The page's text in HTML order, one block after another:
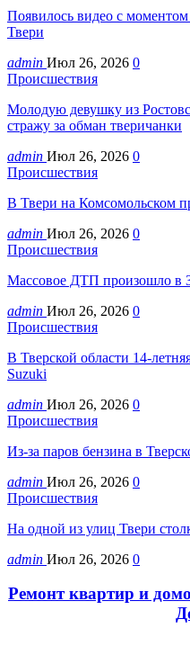
Появилось видео с
Твери
admin Июл 26, 2026 0
Происшествия
Молодую девушку из
стражу за обман тверичанки
admin Июл 26, 2026 0
Происшествия
В Твери на Комсомольском
admin Июл 26, 2026 0
Происшествия
Массовое ДТП произошло в
admin Июл 26, 2026 0
Происшествия
В Тверской области 14-
Suzuki
admin Июл 26, 2026 0
Происшествия
Из-за паров бензина в
admin Июл 26, 2026 0
Происшествия
На одной из улиц Твери
admin Июл 26, 2026 0
Ремонт квартир и